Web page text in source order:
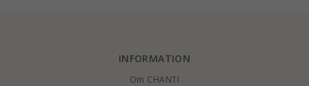
INFORMATION
Om CHANTI